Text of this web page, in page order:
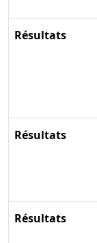
Résultats
Résultats
Résultats